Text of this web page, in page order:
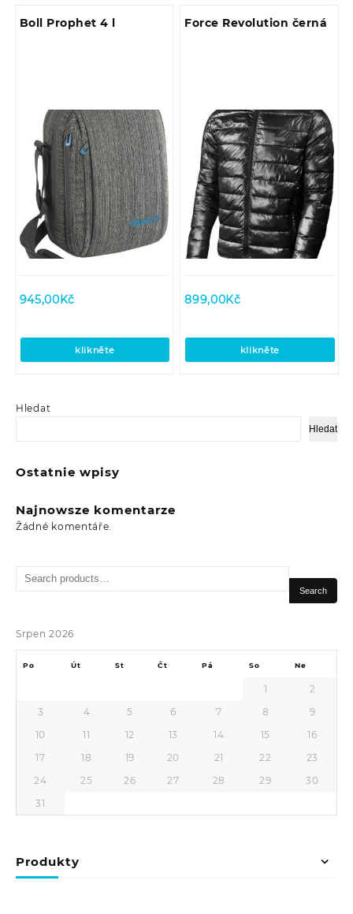
Hledat
Hledat
Ostatnie wpisy
Najnowsze komentarze
Žádné komentáře.
Boll Prophet 4 l
945,00Kč
klikněte
Force Revolution černá
899,00Kč
klikněte
Search
Search
Srpen 2026
Po Út St Čt Pá So Ne
1
2
3
4 5 6 7 8
9
10
11 12 13 14 15
16
17
18 19 20 21 22
23
24
25 26 27 28 29
30
31
Produkty